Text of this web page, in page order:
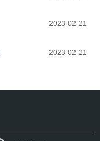
2023-02-21
2023-02-21